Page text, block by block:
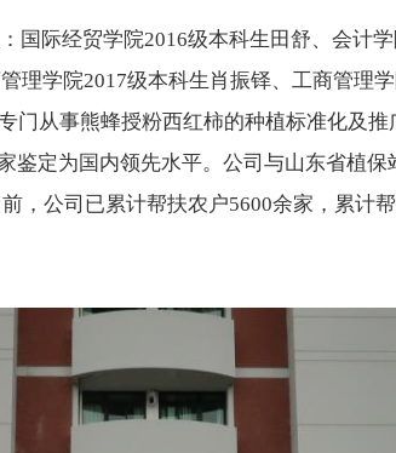
国际经贸学院2016级本科生田舒、会计
学院2017级本科生肖振铎、工商管理学
门从事熊蜂授粉西红柿的种植标准化及
定为国内领先水平。公司与山东省植
，公司已累计帮扶农户5600余家，累计